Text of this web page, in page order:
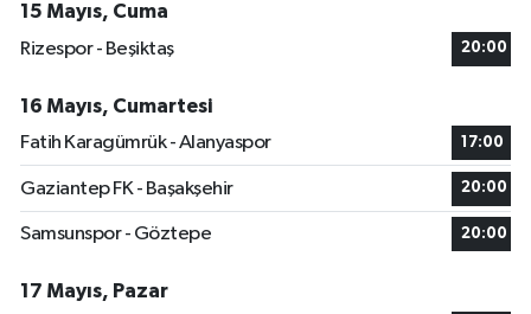
15 Mayıs, Cuma
Rizespor - Beşiktaş
20:00
16 Mayıs, Cumartesi
Fatih Karagümrük - Alanyaspor
17:00
Gaziantep FK - Başakşehir 20:00
Samsunspor - Göztepe 20:00
17 Mayıs, Pazar